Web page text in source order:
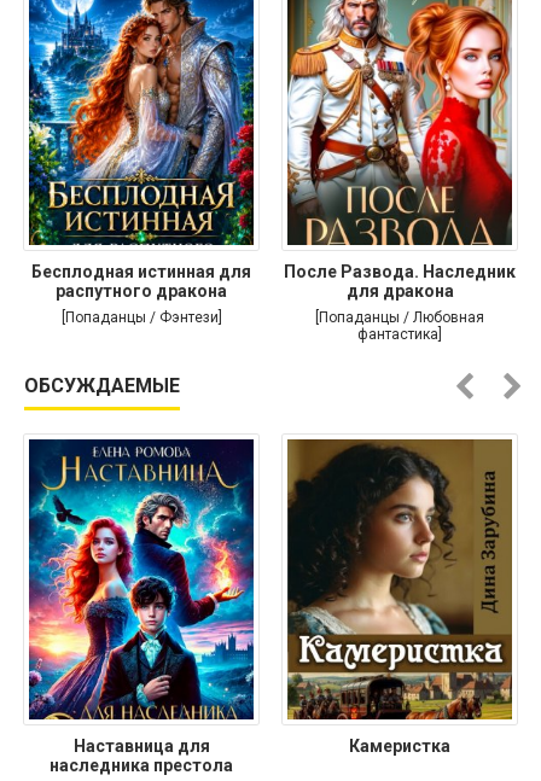
Бесплодная истинная для
распутного дракона
[Попаданцы / Фэнтези]
После Развода. Наследник
для дракона
[Попаданцы / Любовная
фантастика]
ОБСУЖДАЕМЫЕ
Наставница для
наследника престола
Камеристка